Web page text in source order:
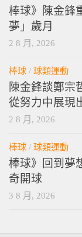
旅外球員動態/棒
棒球》陳金鋒
夢」歲月
棒球/球類運動
陳金鋒談鄭宗
從努力中展現
棒球/球類運動
棒球》回到夢
奇開球